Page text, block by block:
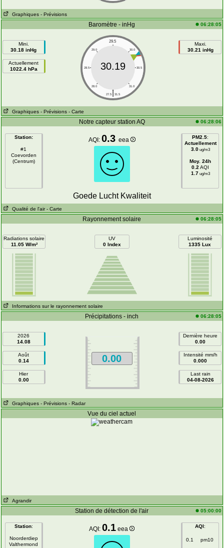
Graphiques - Prévisions
Baromètre - inHg 06:28:05
Mini.
30.18 inHg
Actuellement
1022.4 hPa
29.5
29.0 30.0
28.5 30.5
28.0 31.0
|
27.5 31.5
30.19
Maxi.
30.21 inHg
Graphiques - Prévisions - Carte
Notre capteur station AQ 06:28:06
Station:
#1
Coevorden
(Centrum)
AQI: 0.3 eea PM2.5:
Actuellement
3.0ug/m3
Moy. 24h
0.2 AQI
1.7ug/m3
Goede Lucht Kwaliteit
Qualité de l'air - Carte
Rayonnement solaire 06:28:05
Radiations solaire
11.05 W/m²
UV
0 Index
Luminosité
1335 Lux
Informations sur le rayonnement solaire
Précipitations - inch 06:28:05
2026
14.08
Août
0.14
Hier
0.00
0.00
Dernière heure
0.00
Intensité mm/h
0.000
Last rain
04-08-2026
Graphiques - Prévisions - Radar
Vue du ciel actuel
Agrandir
Station de détection de l'air 05:00:00
Station:
Noorderdiep
Valthermond
AQI:0.1 eea AQI:
0.1 pm10